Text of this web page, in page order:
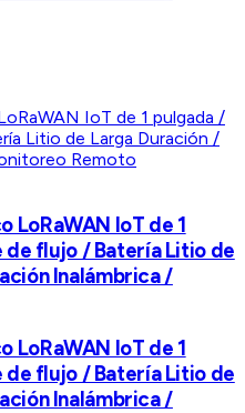
LoRaWAN IoT de 1
flujo / Batería Litio de
Inalámbrica /
LoRaWAN IoT de 1
flujo / Batería Litio de
Inalámbrica /